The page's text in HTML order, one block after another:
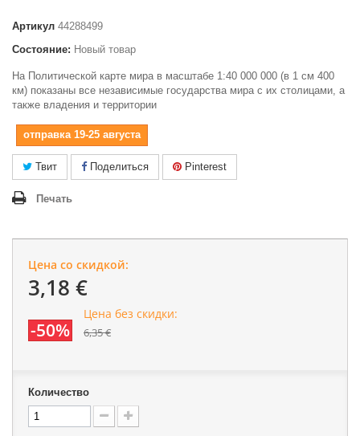
Артикул 44288499
Состояние: Новый товар
На Политической карте мира в масштабе 1:40 000 000 (в 1 см 400
км) показаны все независимые государства мира с их столицами, а
также владения и территории
отправка 19-25 августа
Твит Поделиться Pinterest
Печать
Цена со скидкой:
3,18 €
-50%
Цена без скидки:
6,35 €
Количество